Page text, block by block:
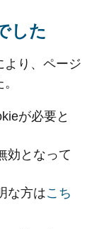
した
より、ページ
が必要と
効となって
な方はこち